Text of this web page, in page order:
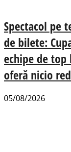
Spectacol pe
de bilete:
echipe de
oferă nicio
05/08/2026